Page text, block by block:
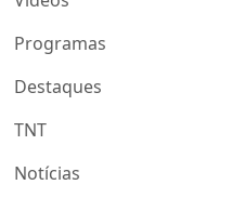
Programas
Destaques
TNT
Notícias